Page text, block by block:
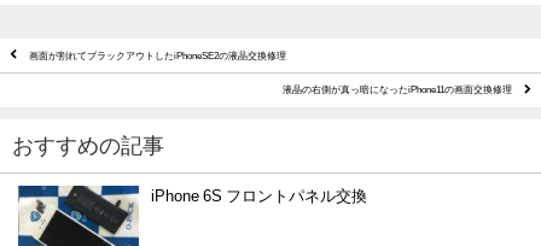
画面が割れてブラックアウトしたiPhoneSE2の液晶交換修理
液晶の右側が真っ暗になったiPhone11の画面交換修理
おすすめの記事
iPhone 6S フロントパネル交換